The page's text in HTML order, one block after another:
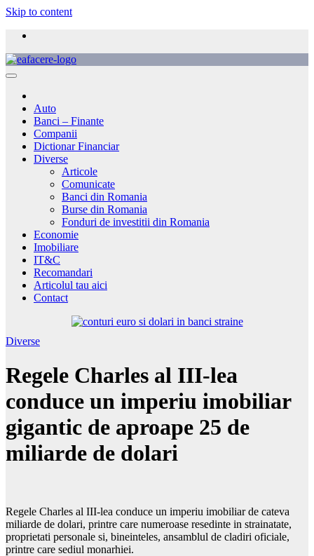
Skip to content
Auto
Banci – Finante
Companii
Dictionar Financiar
Diverse
Articole
Comunicate
Banci din Romania
Burse din Romania
Fonduri de investitii din Romania
Economie
Imobiliare
IT&C
Recomandari
Articolul tau aici
Contact
Diverse
Regele Charles al III-lea
conduce un imperiu imobiliar
gigantic de aproape 25 de
miliarde de dolari
Regele Charles al III-lea conduce un imperiu imobiliar de cateva
miliarde de dolari, printre care numeroase resedinte in strainatate,
proprietati personale si, bineinteles, ansamblul de cladiri oficiale,
printre care sediul monarhiei.